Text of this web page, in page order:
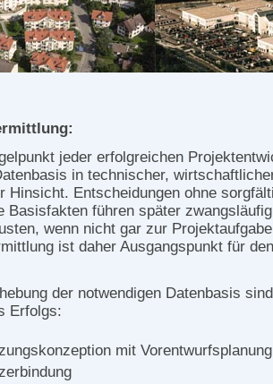
jeder erfolgreichen
in technischer,
Hinsicht. Entscheidungen ohne
Basisfakten führen später
wenn nicht gar zur
ist daher Ausgangspunkt für
der notwendigen Datenbasis
Erfolgs:
mit Vorentwurfsplanung